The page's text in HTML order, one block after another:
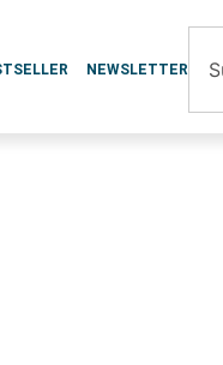
NEWSLETTER